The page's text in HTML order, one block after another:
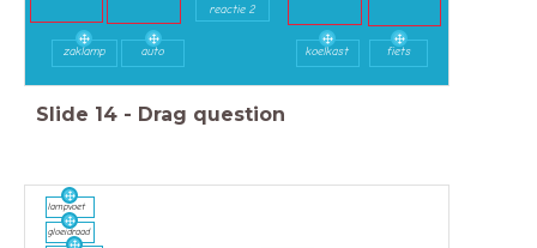
reactie 2
zaklamp auto koelkast fiets
Slide 14 - Drag question
lampvoet
gloeidraad